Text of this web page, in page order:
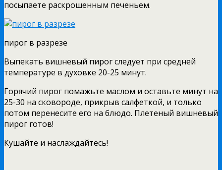
посыпаете раскрошенным печеньем.
пирог в разрезе
Выпекать вишневый пирог следует при средней
температуре в духовке 20-25 минут.
Горячий пирог помажьте маслом и оставьте минут на
25-30 на сковороде, прикрыв салфеткой, и только
потом перенесите его на блюдо. Плетеный вишневый
пирог готов!
Кушайте и наслаждайтесь!